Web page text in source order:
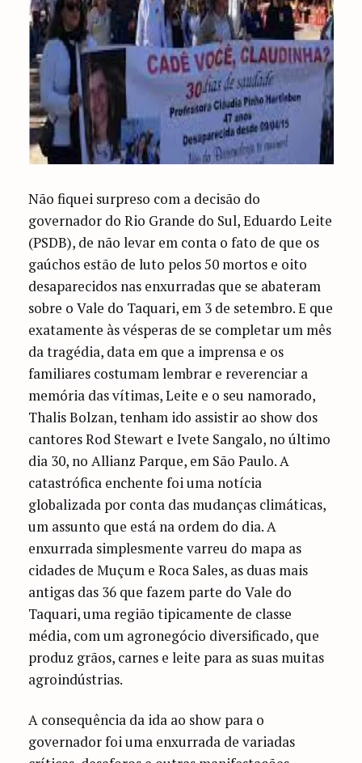
Não fiquei surpreso com a decisão do
governador do Rio Grande do Sul, Eduardo Leite
(PSDB), de não levar em conta o fato de que os
gaúchos estão de luto pelos 50 mortos e oito
desaparecidos nas enxurradas que se abateram
sobre o Vale do Taquari, em 3 de setembro. E que
exatamente às vésperas de se completar um mês
da tragédia, data em que a imprensa e os
familiares costumam lembrar e reverenciar a
memória das vítimas, Leite e o seu namorado,
Thalis Bolzan, tenham ido assistir ao show dos
cantores Rod Stewart e Ivete Sangalo, no último
dia 30, no Allianz Parque, em São Paulo. A
catastrófica enchente foi uma notícia
globalizada por conta das mudanças climáticas,
um assunto que está na ordem do dia. A
enxurrada simplesmente varreu do mapa as
cidades de Muçum e Roca Sales, as duas mais
antigas das 36 que fazem parte do Vale do
Taquari, uma região tipicamente de classe
média, com um agronegócio diversificado, que
produz grãos, carnes e leite para as suas muitas
agroindústrias.
A consequência da ida ao show para o
governador foi uma enxurrada de variadas